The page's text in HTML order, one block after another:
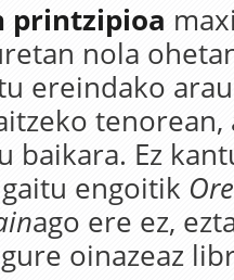
printzipioa
nola
ereindako
tenorean,
baikara. Ez
engoitik
ago ere ez,
oinazeaz